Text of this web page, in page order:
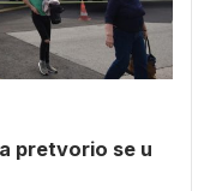
pretvorio se u